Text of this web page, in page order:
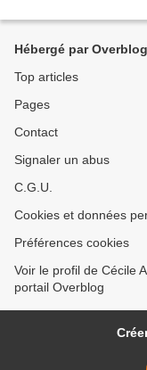
Hébergé par Overblog
Top articles
Pages
Contact
Signaler un abus
C.G.U.
Cookies et données
Préférences cookies
Voir le profil de Cécile
portail Overblog